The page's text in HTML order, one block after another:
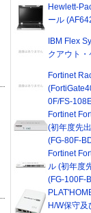
Hewlett-
ール
IBM Flex
クアウト
Fortinet
0F/FS-
Fortinet
(初年度先
(FG-80F-
Fortinet
ル (初年度
(FG-100F-
H/W保守